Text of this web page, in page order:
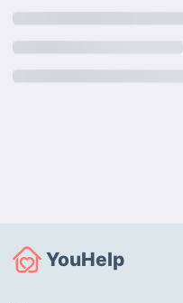
YouHelp